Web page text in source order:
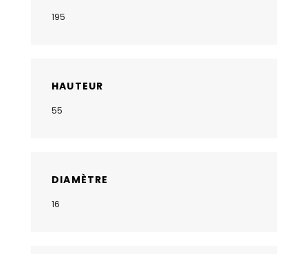
195
HAUTEUR
55
DIAMÈTRE
16